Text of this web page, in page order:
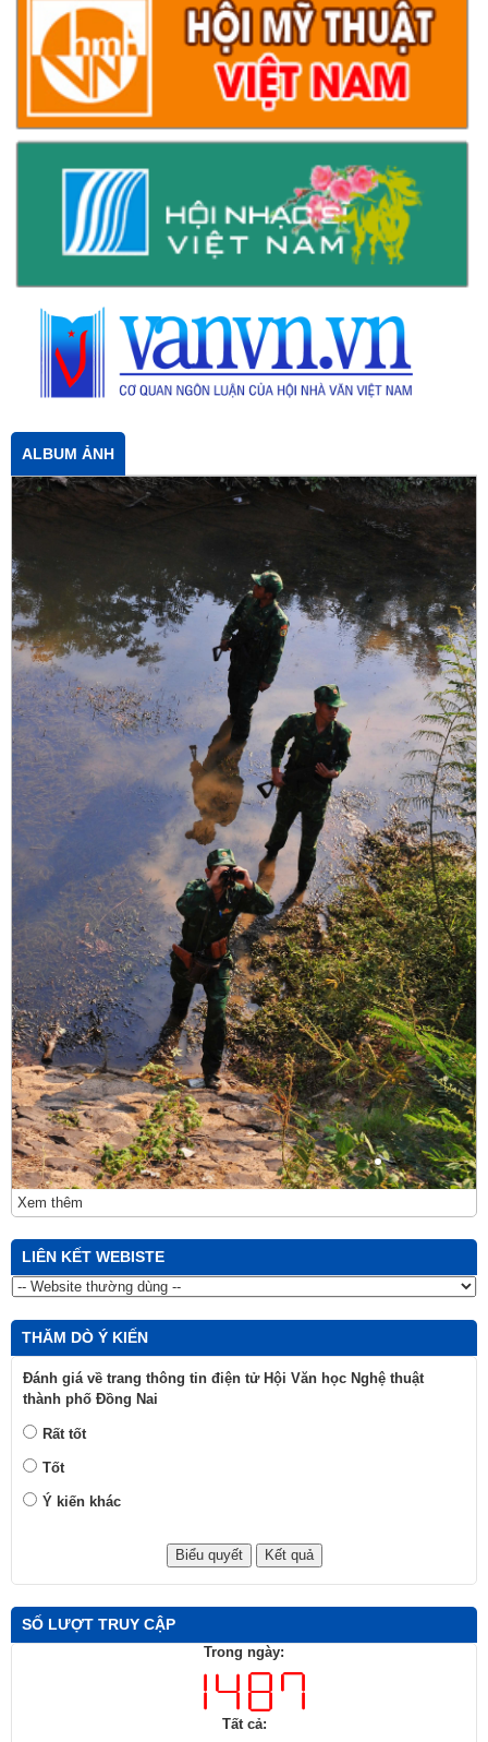
ALBUM ẢNH
Xem thêm
LIÊN KẾT WEBISTE
THĂM DÒ Ý KIẾN
Đánh giá về trang thông tin điện tử Hội Văn học Nghệ thuật
thành phố Đồng Nai
Rất tốt
Tốt
Ý kiến khác
SỐ LƯỢT TRUY CẬP
Trong ngày:
Tất cả: